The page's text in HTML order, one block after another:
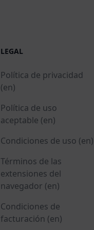
LEGAL
Política de privacidad
(en)
Política de uso
aceptable (en)
Condiciones de uso (en)
Términos de las
extensiones del
navegador (en)
Condiciones de
facturación (en)